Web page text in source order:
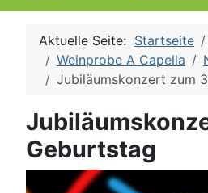
Aktuelle Seite: Startseite
Weinprobe A Capella
Jubiläumskonzert zum
Geburtstag